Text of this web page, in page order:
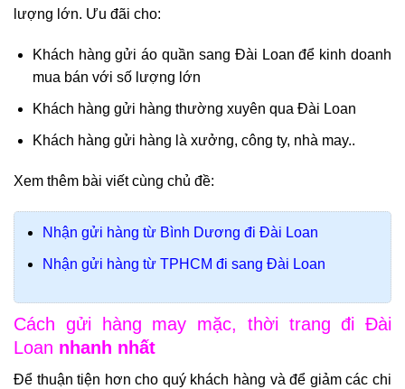
lượng lớn. Ưu đãi cho:
Khách hàng gửi áo quần sang Đài Loan để kinh doanh
mua bán với số lượng lớn
Khách hàng gửi hàng thường xuyên qua Đài Loan
Khách hàng gửi hàng là xưởng, công ty, nhà may..
Xem thêm bài viết cùng chủ đề:
Nhận gửi hàng từ Bình Dương đi Đài Loan
Nhận gửi hàng từ TPHCM đi sang Đài Loan
Cách gửi hàng may mặc, thời trang đi Đài
Loan nhanh nhất
Để thuận tiện hơn cho quý khách hàng và để giảm các chi